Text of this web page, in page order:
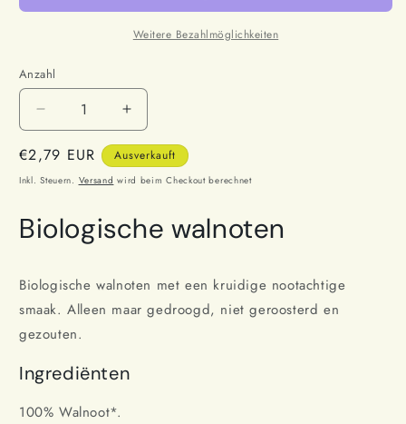
Weitere Bezahlmöglichkeiten
Anzahl
Anzahl
Verringere
die
Menge
für
Bio
Erhöhe
die
Menge
für
Bio
Normaler
Preis
€2,79 EUR Ausverkauft
Inkl. Steuern. Versand wird beim Checkout berechnet
Biologische walnoten
Biologische walnoten met een kruidige nootachtige
smaak. Alleen maar gedroogd, niet geroosterd en
gezouten.
Ingrediënten
100% Walnoot*.